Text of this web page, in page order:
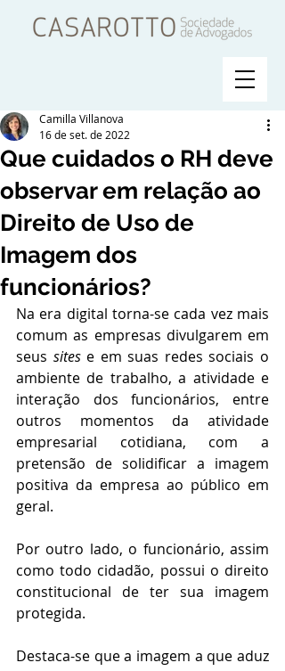
Que cuidados o RH deve
observar em relação ao
Direito de Uso de
Imagem dos
funcionários?
Camilla Villanova
16 de set. de 2022
Na era digital torna-se cada vez mais
comum as empresas divulgarem em
seus sites e em suas redes sociais o
ambiente de trabalho, a atividade e
interação dos funcionários, entre
outros momentos da atividade
empresarial cotidiana, com a
pretensão de solidificar a imagem
positiva da empresa ao público em
geral.
Por outro lado, o funcionário, assim
como todo cidadão, possui o direito
constitucional de ter sua imagem
protegida.
Destaca-se que a imagem a que aduz